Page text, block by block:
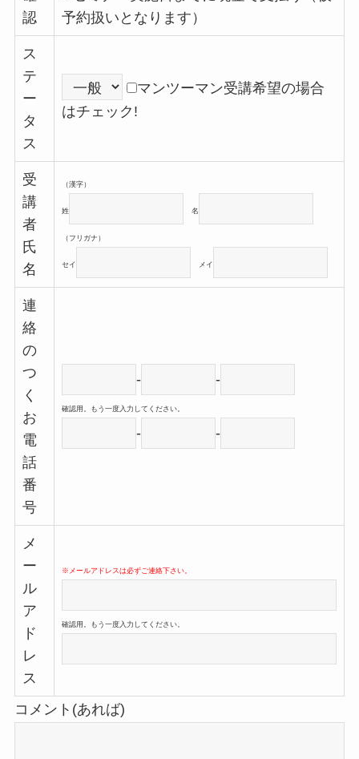
認
予約扱いとなります）
ス
テ
ー
タ
ス
マンツーマン受講希望の場合
はチェック!
受
講
者
氏
名
（漢字）
姓 名
（フリガナ）
セイ メイ
連
絡
の
つ
く
お
電
話
番
号
- -
確認用。もう一度入力してください。
- -
メ
ー
ル
ア
ド
レ
ス
※メールアドレスは必ずご連絡下さい。
確認用。もう一度入力してください。
コメント(あれば)